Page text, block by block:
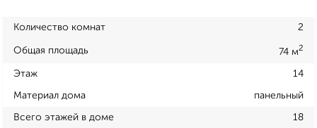
Количество комнат 2
Общая площадь 74 м2
Этаж 14
Материал дома панельный
Всего этажей в доме 18